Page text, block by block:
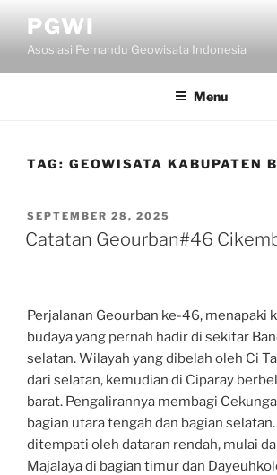
content
PGWI
Asosiasi Pemandu Geowisata Indonesia
Menu
TAG: GEOWISATA KABUPATEN
POSTED
ON
SEPTEMBER 28, 2025
Catatan Geourban#46
Perjalanan Geourban ke-46, menapaki
budaya yang pernah hadir di sekitar
selatan. Wilayah yang dibelah oleh Ci
dari selatan, kemudian di Ciparay
barat. Pengalirannya membagi
bagian utara tengah dan bagian
ditempati oleh dataran rendah, mulai
Majalaya di bagian timur dan